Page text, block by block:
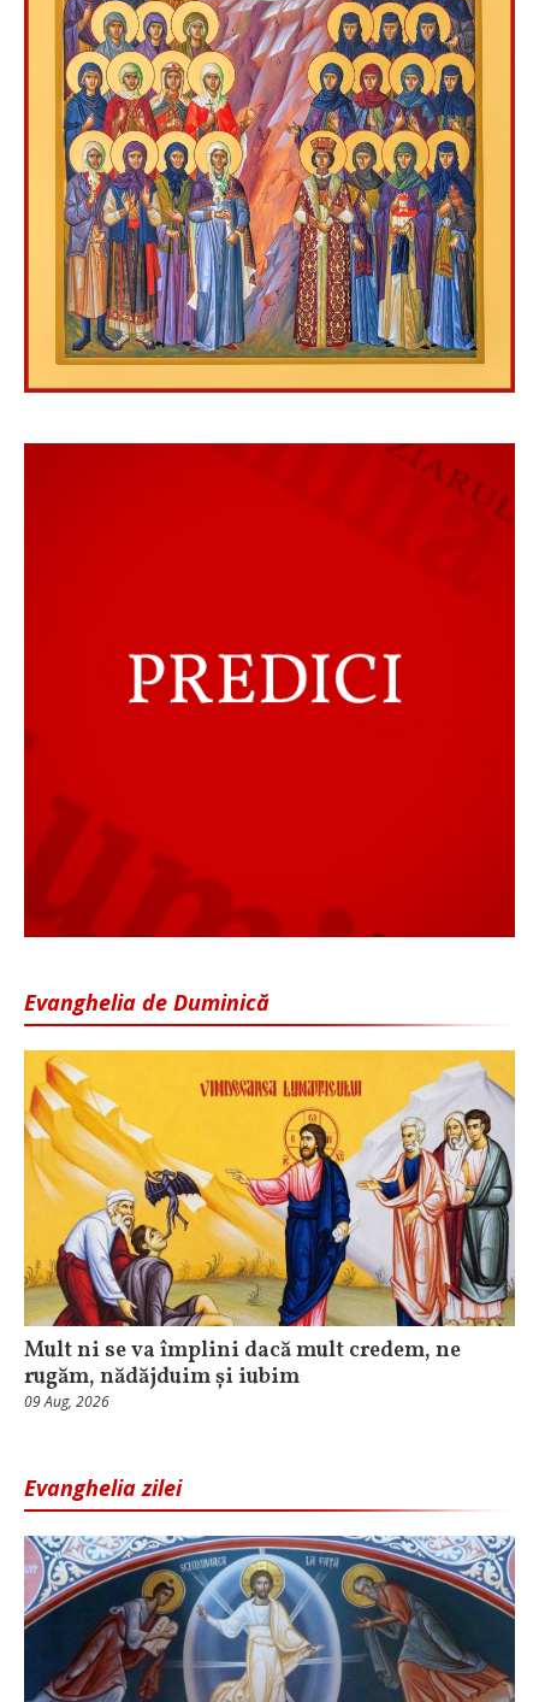
Evanghelia de Duminică
Mult ni se va împlini dacă mult credem, ne
rugăm, nădăjduim și iubim
09 Aug, 2026
Evanghelia zilei